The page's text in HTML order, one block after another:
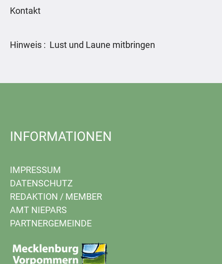
Kontakt
Hinweis : Lust und Laune mitbringen
INFORMATIONEN
IMPRESSUM
DATENSCHUTZ
REDAKTION / MEMBER
AMT NIEPARS
PARTNERGEMEINDE